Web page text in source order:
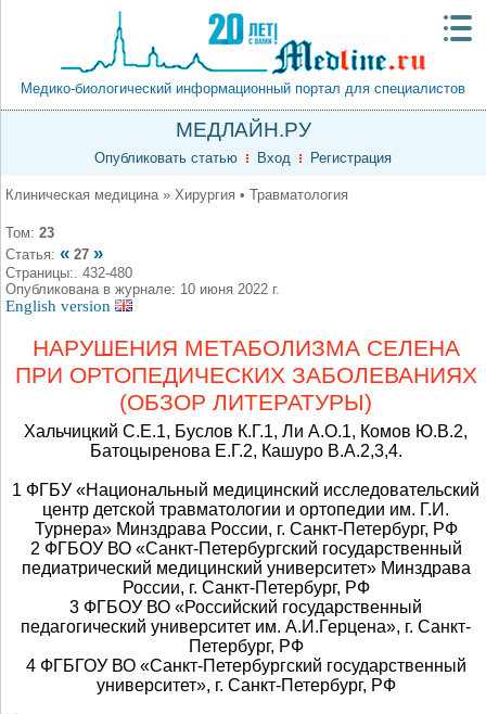
Медико-биологический информационный портал для специалистов
МЕДЛАЙН.РУ
Опубликовать статью Вход Регистрация
Клиническая медицина » Хирургия • Травматология
Том: 23
Статья: « 27 »
Страницы:. 432-480
Опубликована в журнале: 10 июня 2022 г.
English version
НАРУШЕНИЯ МЕТАБОЛИЗМА СЕЛЕНА
ПРИ ОРТОПЕДИЧЕСКИХ ЗАБОЛЕВАНИЯХ
(ОБЗОР ЛИТЕРАТУРЫ)
Хальчицкий С.Е.1, Буслов К.Г.1, Ли А.О.1, Комов Ю.В.2,
Батоцыренова Е.Г.2, Кашуро В.А.2,3,4.
1 ФГБУ «Национальный медицинский исследовательский
центр детской травматологии и ортопедии им. Г.И.
Турнера» Минздрава России, г. Санкт-Петербург, РФ
2 ФГБОУ ВО «Санкт-Петербургский государственный
педиатрический медицинский университет» Минздрава
России, г. Санкт-Петербург, РФ
3 ФГБОУ ВО «Российский государственный
педагогический университет им. А.И.Герцена», г. Санкт-
Петербург, РФ
4 ФГБГОУ ВО «Санкт-Петербургский государственный
университет», г. Санкт-Петербург, РФ